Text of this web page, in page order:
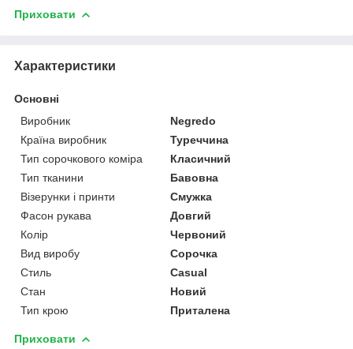
Приховати
Характеристики
Основні
Виробник
Negredo
Країна виробник
Туреччина
Тип сорочкового коміра
Класичний
Тип тканини
Бавовна
Візерунки і принти
Смужка
Фасон рукава
Довгий
Колір
Червоний
Вид виробу
Сорочка
Стиль
Casual
Стан
Новий
Тип крою
Приталена
Приховати